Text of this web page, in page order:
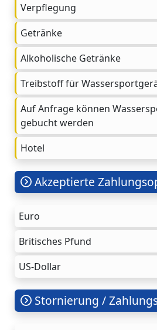
Verpflegung
Getränke
Alkoholische Getränke
Treibstoff für
Auf Anfrage können
gebucht werden
Hotel
Akzeptierte
Euro
Britisches Pfund
US-Dollar
Stornierung /